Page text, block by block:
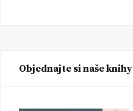
Objednajte si naše knihy